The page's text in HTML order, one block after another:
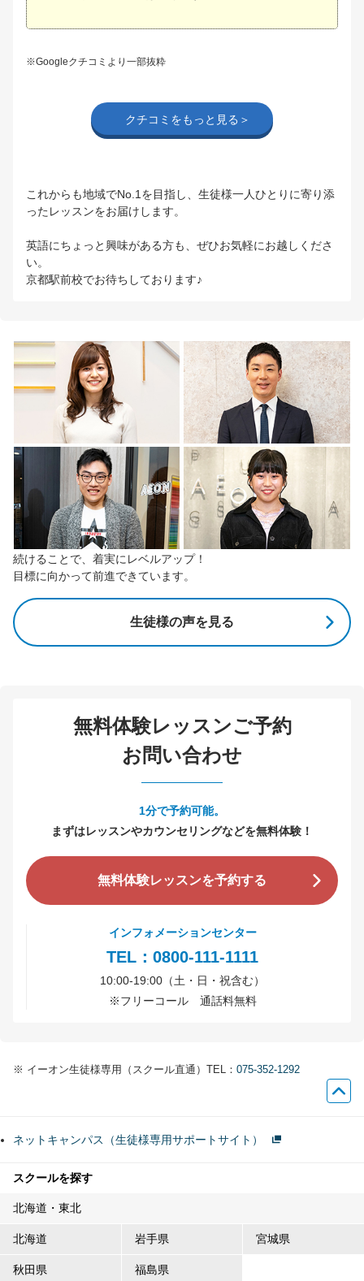
※Googleクチコミより一部抜粋
クチコミをもっと見る＞
これからも地域でNo.1を目指し、生徒様一人ひとりに寄り添
ったレッスンをお届けします。
英語にちょっと興味がある方も、ぜひお気軽にお越しくださ
い。
京都駅前校でお待ちしております♪
続けることで、着実にレベルアップ！
目標に向かって前進できています。
生徒様の声を見る
無料体験レッスンご予約
お問い合わせ
1分で予約可能。
まずはレッスンやカウンセリングなどを無料体験！
無料体験レッスンを予約する
インフォメーションセンター
TEL：0800-111-1111
10:00-19:00（土・日・祝含む）
※フリーコール 通話料無料
※ イーオン生徒様専用（スクール直通）TEL： 075-352-1292
ネットキャンパス（生徒様専用サポートサイト）
スクールを探す
北海道・東北
北海道 岩手県 宮城県
秋田県 福島県